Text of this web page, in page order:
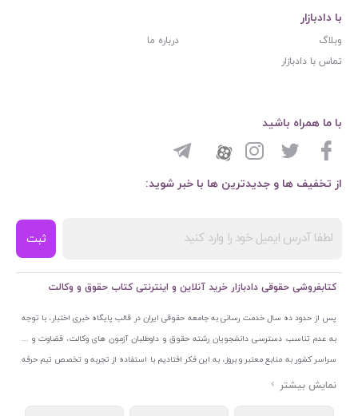
با دادبازار
وبلاگ
درباره ما
تماس با دادبازار
از تخفیف ها و جدیدترین ها با خبر شوید:
ثبت
با ما همراه باشید
کتابفروشی حقوقی دادبازار خرید آنلاین و اینترنتی کتاب حقوق و وکالت
پس از حدود ده سال خدمت رسانی به جامعه حقوقی ایران در قالب پایگاه خبری اختبار، با توجه
به عدم تناسب دسترسی دانشجویان رشته حقوق و داوطلبان آزمون های وکالت، قضاوت و ...
سراسر کشور به منابع معتبر و بروز، به این فکر افتادیم با استفاده از تجربه و تخصص تیم حرفه
ای اختبار خدمتی جدید به جامعه حقوقی ایران ارائه کنیم. به این منظور با راه اندازی و تجهیز